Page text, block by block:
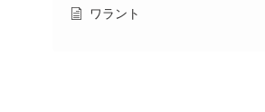
ワラント